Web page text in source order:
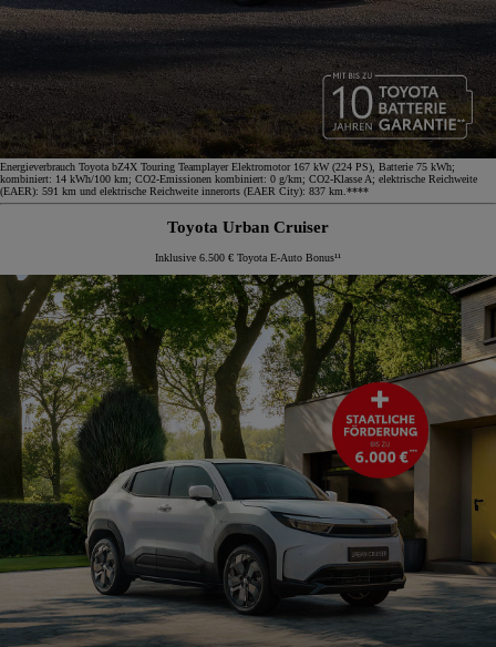
Energieverbrauch Toyota bZ4X Touring Teamplayer Elektromotor 167 kW (224 PS), Batterie 75 kWh;
kombiniert: 14 kWh/100 km; CO2-Emissionen kombiniert: 0 g/km; CO2-Klasse A; elektrische Reichweite
(EAER): 591 km und elektrische Reichweite innerorts (EAER City): 837 km.****
Toyota Urban Cruiser
Inklusive 6.500 € Toyota E-Auto Bonus¹¹